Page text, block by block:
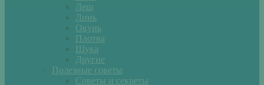
Лещ
Линь
Окунь
Плотва
Щука
Другие
Полезные советы
Советы и секреты